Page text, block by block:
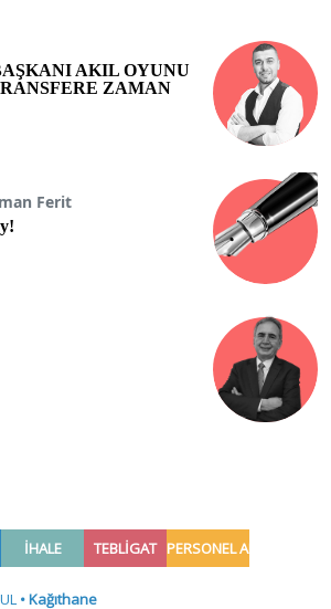
AKIL OYUNU
ZAMAN
Ferit